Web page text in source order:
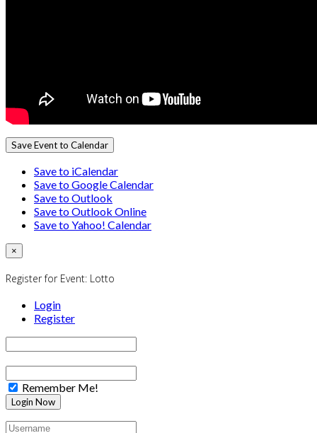
Save Event to Calendar
Save to iCalendar
Save to Google Calendar
Save to Outlook
Save to Outlook Online
Save to Yahoo! Calendar
×
Register for Event: Lotto
Login
Register
Remember Me!